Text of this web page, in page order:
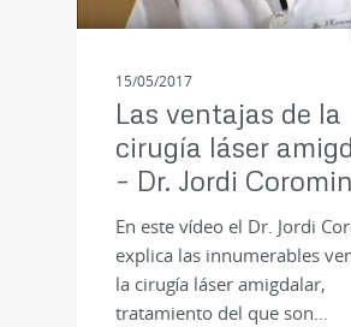
15/05/2017
Las ventajas de la
cirugía láser
– Dr. Jordi
En este vídeo el Dr. Jordi
explica las innumerables
la cirugía láser amigdalar,
tratamiento del que son…